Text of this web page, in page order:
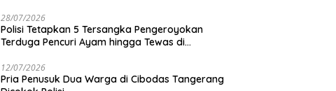
28/07/2026
Polisi Tetapkan 5 Tersangka Pengeroyokan
Terduga Pencuri Ayam hingga Tewas di
12/07/2026
Pria Penusuk Dua Warga di Cibodas Tangerang